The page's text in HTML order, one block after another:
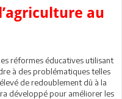
au
réformes éducatives utilisant
à des problématiques telles
de redoublement dû à la
développé pour améliorer les